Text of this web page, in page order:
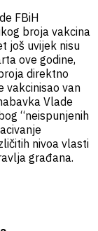
FBiH
broja vakcina
još uvijek nisu
ove godine,
direktno
vakcinisao van
Vlade
“neispunjenih
nivoa vlasti
građana.